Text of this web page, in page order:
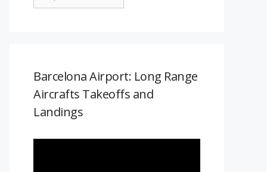
Barcelona Airport: Long Range
Aircrafts Takeoffs and
Landings